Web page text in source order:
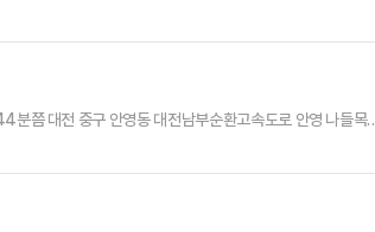
병원으로 옮겨져 수액 치료를 받고 엑스레이 촬영 등 검사
분쯤 대전 중구 안영동 대전남부순환고속도로 안영 나들목
색에 나섰다.이후 오후 11시45분쯤 안영IC인근에서 늑구가